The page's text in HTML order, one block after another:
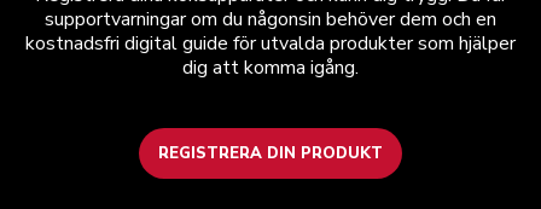
supportvarningar om du någonsin behöver dem och en
kostnadsfri digital guide för utvalda produkter som hjälper
dig att komma igång.
REGISTRERA DIN PRODUKT